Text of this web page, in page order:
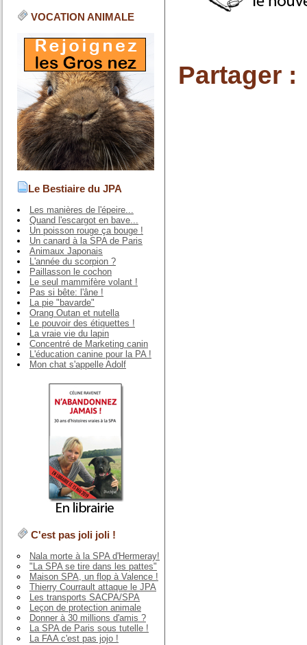
VOCATION ANIMALE
Le Bestiaire du JPA
Les manières de l'épeire...
Quand l'escargot en bave...
Un poisson rouge ça bouge !
Un canard à la SPA de Paris
Animaux Japonais
L'année du scorpion ?
Paillasson le cochon
Le seul mammifère volant !
Pas si bête: l'âne !
La pie "bavarde"
Orang Outan et nutella
Le pouvoir des étiquettes !
La vraie vie du lapin
Concentré de Marketing canin
L'éducation canine pour la PA !
Mon chat s'appelle Adolf
C'est pas joli joli !
Nala morte à la SPA d'Hermeray!
"La SPA se tire dans les pattes"
Maison SPA, un flop à Valence !
Thierry Courrault attaque le JPA
Les transports SACPA/SPA
Leçon de protection animale
Donner à 30 millions d'amis ?
La SPA de Paris sous tutelle !
La FAA c'est pas jojo !
Partager :